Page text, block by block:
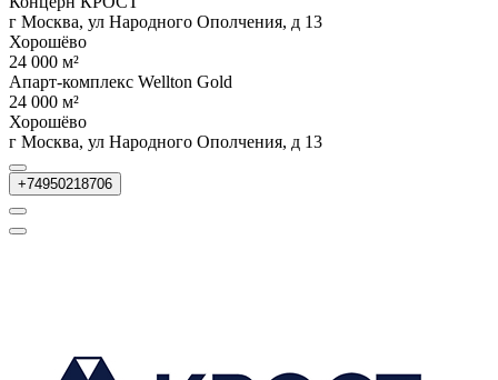
г Москва, ул Народного Ополчения, д 13
Хорошёво
24 000 м²
Апарт-комплекс Wellton Gold
24 000 м²
Хорошёво
г Москва, ул Народного Ополчения, д 13
+74950218706